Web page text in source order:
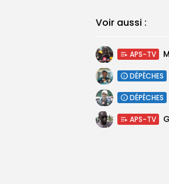
Voir aussi :
APS-TV
DÉPÊCHES
DÉPÊCHES
APS-TV